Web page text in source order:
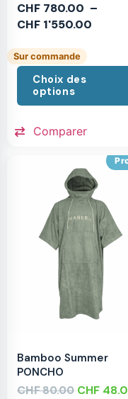
CHF 780.00 –
CHF 1'550.00
Sur commande
Choix des
options
Comparer
Bamboo Summer
PONCHO
CHF80.00 CHF